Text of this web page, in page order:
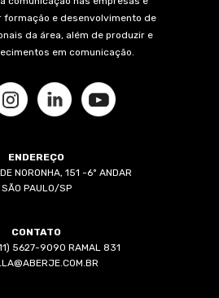
e desenvolvimento de
da área, além de produzir e
em comunicação.
ENDEREÇO
NORONHA, 151 -6º ANDAR
SÃO PAULO/SP
CONTATO
5627-9090 RAMAL 831